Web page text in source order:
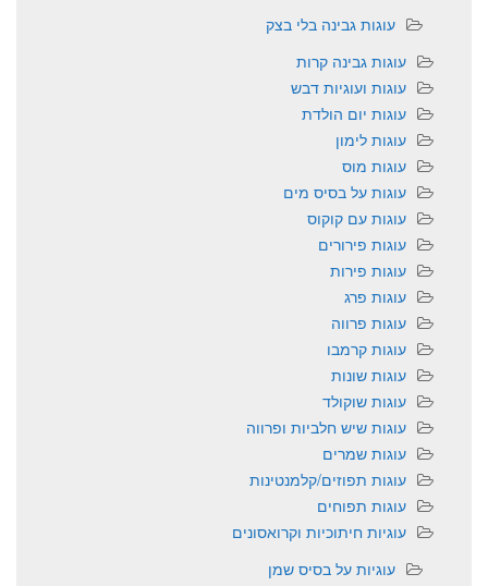
עוגות גבינה בלי בצק
עוגות גבינה קרות
עוגות ועוגיות דבש
עוגות יום הולדת
עוגות לימון
עוגות מוס
עוגות על בסיס מים
עוגות עם קוקוס
עוגות פירורים
עוגות פירות
עוגות פרג
עוגות פרווה
עוגות קרמבו
עוגות שונות
עוגות שוקולד
עוגות שיש חלביות ופרווה
עוגות שמרים
עוגות תפוזים/קלמנטינות
עוגות תפוחים
עוגיות חיתוכיות וקרואסונים
עוגיות על בסיס שמן